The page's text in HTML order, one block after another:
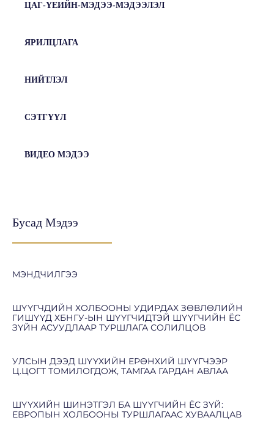
ЦАГ-ҮЕИЙН-МЭДЭЭ-МЭДЭЭЛЭЛ
ЯРИЛЦЛАГА
НИЙТЛЭЛ
СЭТГҮҮЛ
ВИДЕО МЭДЭЭ
Бусад Мэдээ
МЭНДЧИЛГЭЭ
ШҮҮГЧДИЙН ХОЛБООНЫ УДИРДАХ ЗӨВЛӨЛИЙН
ГИШҮҮД ХБНГУ-ЫН ШҮҮГЧИДТЭЙ ШҮҮГЧИЙН ЁС
ЗҮЙН АСУУДЛААР ТУРШЛАГА СОЛИЛЦОВ
УЛСЫН ДЭЭД ШҮҮХИЙН ЕРӨНХИЙ ШҮҮГЧЭЭР
Ц.ЦОГТ ТОМИЛОГДОЖ, ТАМГАА ГАРДАН АВЛАА
ШҮҮХИЙН ШИНЭТГЭЛ БА ШҮҮГЧИЙН ЁС ЗҮЙ:
ЕВРОПЫН ХОЛБООНЫ ТУРШЛАГААС ХУВААЛЦАВ